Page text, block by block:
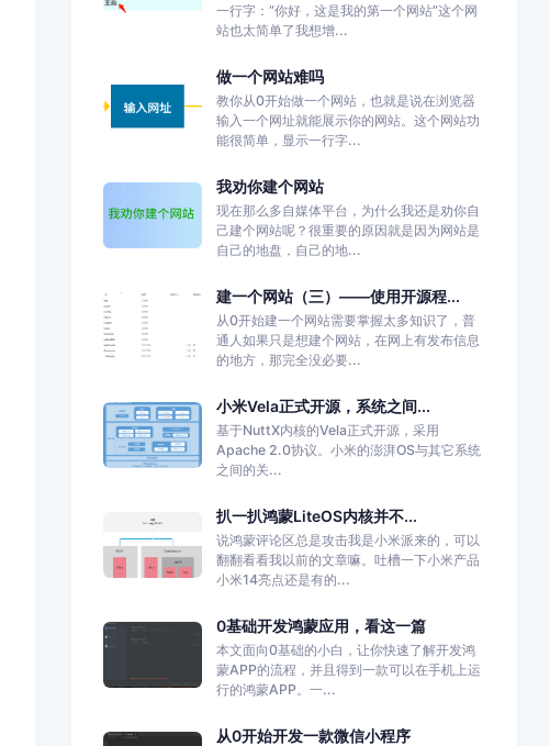
一行字：“你好，这是我的第一个网站”这个网
站也太简单了我想增...
做一个网站难吗
教你从0开始做一个网站，也就是说在浏览器
输入一个网址就能展示你的网站。这个网站功
能很简单，显示一行字...
我劝你建个网站
现在那么多自媒体平台，为什么我还是劝你自
己建个网站呢？很重要的原因就是因为网站是
自己的地盘，自己的地...
建一个网站（三）——使用开源程...
从0开始建一个网站需要掌握太多知识了，普
通人如果只是想建个网站，在网上有发布信息
的地方，那完全没必要...
小米Vela正式开源，系统之间...
基于NuttX内核的Vela正式开源，采用
Apache 2.0协议。小米的澎湃OS与其它系统
之间的关...
扒一扒鸿蒙LiteOS内核并不...
说鸿蒙评论区总是攻击我是小米派来的，可以
翻翻看看我以前的文章嘛。吐槽一下小米产品
小米14亮点还是有的...
0基础开发鸿蒙应用，看这一篇
本文面向0基础的小白，让你快速了解开发鸿
蒙APP的流程，并且得到一款可以在手机上运
行的鸿蒙APP。一...
从0开始开发一款微信小程序